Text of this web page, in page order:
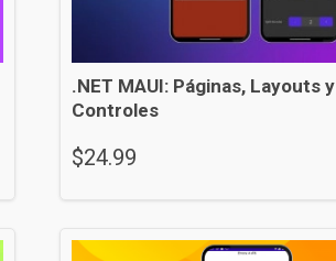
.NET MAUI: Páginas, Layouts y
Controles
$24.99